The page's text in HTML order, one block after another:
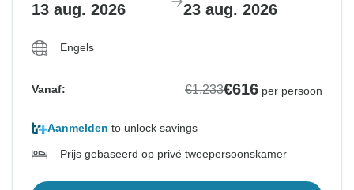
13 aug. 2026 23 aug. 2026
Engels
Vanaf: €1.233€616 per persoon
Aanmelden to unlock savings
Prijs gebaseerd op privé tweepersoonskamer